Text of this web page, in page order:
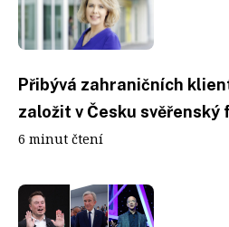
Přibývá zahraničních
založit v Česku svěřenský
6 minut čtení